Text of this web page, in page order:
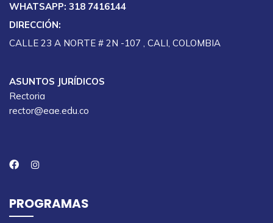
WHATSAPP: 318 7416144
DIRECCIÓN:
CALLE 23 A NORTE # 2N -107 , CALI, COLOMBIA
ASUNTOS JURÍDICOS
Rectoria
rector@eae.edu.co
PROGRAMAS